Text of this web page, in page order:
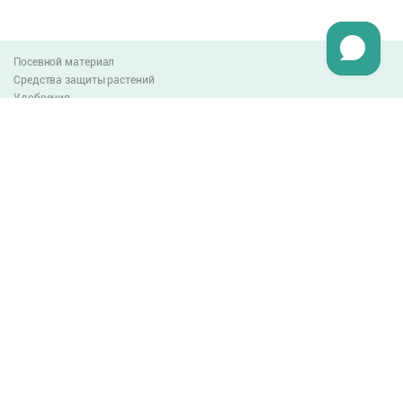
Посевной материал
Средства защиты растений
Удобрения